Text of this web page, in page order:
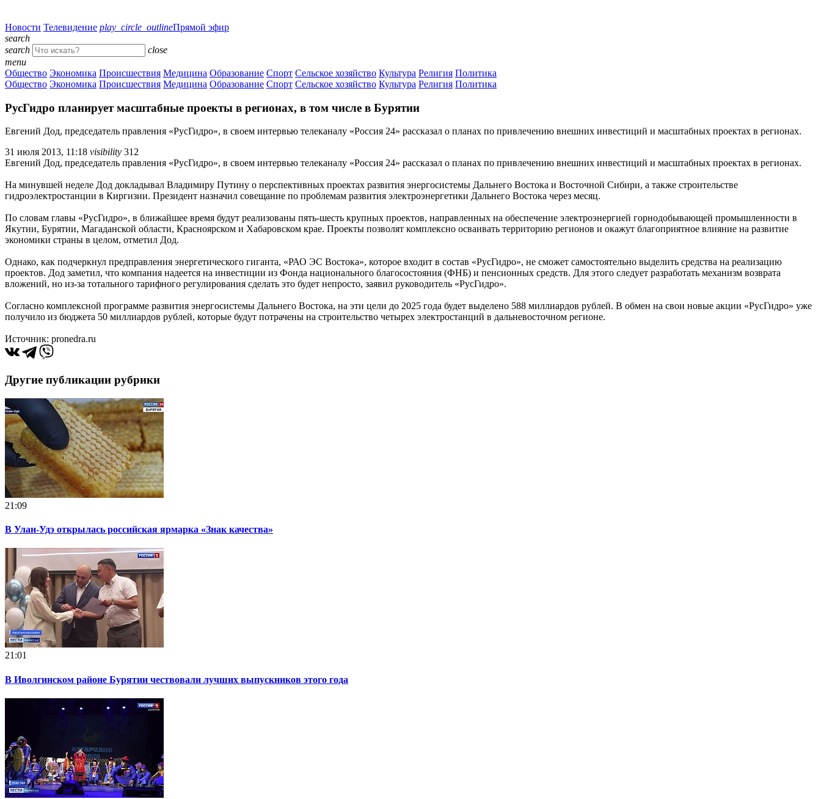
Новости Телевидение play_circle_outlineПрямой эфир
search
search
close
menu
Общество Экономика Происшествия Медицина Образование Спорт Сельское хозяйство Культура Религия Политика
Общество Экономика Происшествия Медицина Образование Спорт Сельское хозяйство Культура Религия Политика
РусГидро планирует масштабные проекты в регионах, в том числе в Бурятии
Евгений Дод, председатель правления «РусГидро», в своем интервью телеканалу «Россия 24» рассказал о планах по привлечению внешних инвестиций и масштабных проектах в регионах.
31 июля 2013, 11:18 visibility 312
Евгений Дод, председатель правления «РусГидро», в своем интервью телеканалу «Россия 24» рассказал о планах по привлечению внешних инвестиций и масштабных проектах в регионах.
На минувшей неделе Дод докладывал Владимиру Путину о перспективных проектах развития энергосистемы Дальнего Востока и Восточной Сибири, а также строительстве
гидроэлектростанции в Киргизии. Президент назначил совещание по проблемам развития электроэнергетики Дальнего Востока через месяц.
По словам главы «РусГидро», в ближайшее время будут реализованы пять-шесть крупных проектов, направленных на обеспечение электроэнергией горнодобывающей промышленности в
Якутии, Бурятии, Магаданской области, Красноярском и Хабаровском крае. Проекты позволят комплексно осваивать территорию регионов и окажут благоприятное влияние на развитие
экономики страны в целом, отметил Дод.
Однако, как подчеркнул предправления энергетического гиганта, «РАО ЭС Востока», которое входит в состав «РусГидро», не сможет самостоятельно выделить средства на реализацию
проектов. Дод заметил, что компания надеется на инвестиции из Фонда национального благосостояния (ФНБ) и пенсионных средств. Для этого следует разработать механизм возврата
вложений, но из-за тотального тарифного регулирования сделать это будет непросто, заявил руководитель «РусГидро».
Согласно комплексной программе развития энергосистемы Дальнего Востока, на эти цели до 2025 года будет выделено 588 миллиардов рублей. В обмен на свои новые акции «РусГидро» уже
получило из бюджета 50 миллиардов рублей, которые будут потрачены на строительство четырех электростанций в дальневосточном регионе.
Источник: pronedra.ru
Другие публикации рубрики
21:09
В Улан-Удэ открылась российская ярмарка «Знак качества»
21:01
В Иволгинском районе Бурятии чествовали лучших выпускников этого года